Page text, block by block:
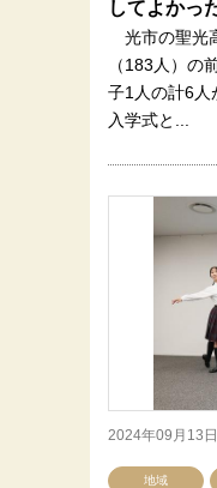
してよかっ
光市の聖光
（183人）の
子1人の計6
入学式と...
2024年09月13日
地域